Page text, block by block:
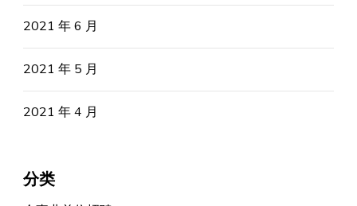
2021 年 6 月
2021 年 5 月
2021 年 4 月
分类